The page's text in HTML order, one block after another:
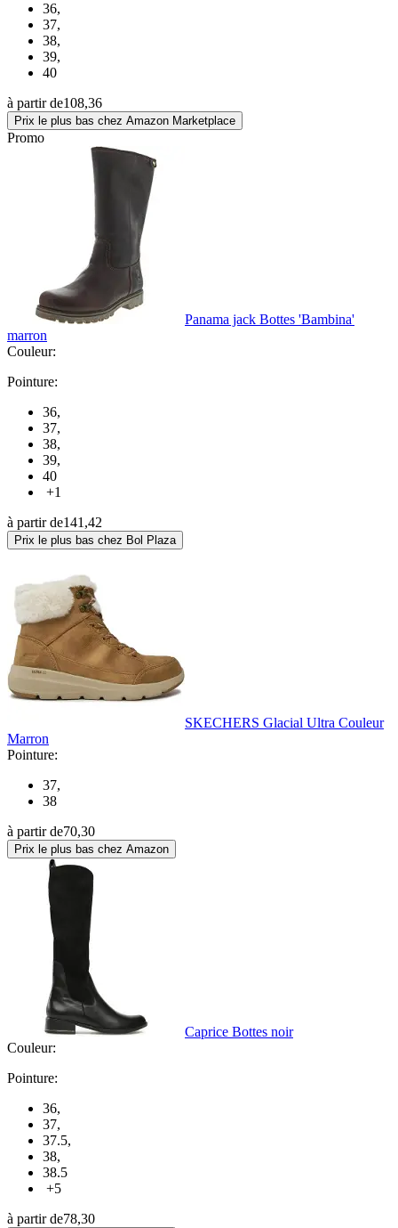
36,
37,
38,
39,
40
à partir de108,36
Prix le plus bas chez Amazon Marketplace
Promo
Panama jack Bottes 'Bambina'
marron
Couleur:
Pointure:
36,
37,
38,
39,
40
+1
à partir de141,42
Prix le plus bas chez Bol Plaza
SKECHERS Glacial Ultra Couleur
Marron
Pointure:
37,
38
à partir de70,30
Prix le plus bas chez Amazon
Caprice Bottes noir
Couleur:
Pointure:
36,
37,
37.5,
38,
38.5
+5
à partir de78,30